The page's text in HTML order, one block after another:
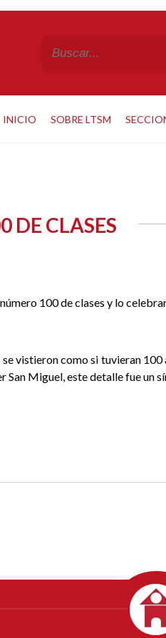
INICIO SOBRE LTSM
DE CLASES
100 de clases y lo
vistieron como si tuvieran
San Miguel, este detalle fue un